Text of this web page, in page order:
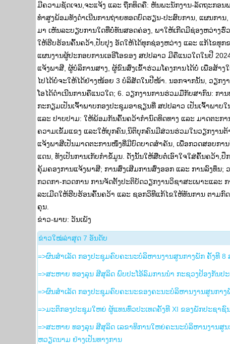
ມີຄວາມຊັດເຈນ,ຈະແຈ້ງ ແລະ ຖືກທິດຄື: ຫັນພະນັກງານ-ລັດຖະກອ
ທຳສູງພ້ອມທັງດຳເນີນການຖ່າຍທອດບົດຮຽນ-ປະສົບການ, ແຜນກາ
ມາ ເຫັນລະບຽບການໃດທີ່ບໍ່ທັນສອດຄ່ອງ, ພາໃຫ້ເກີດມີຊ່ອງຫວ່າງ
ໃຫ້ຮີບຮ້ອນຄົ້ນຄວ້າ,ປັບປຸງ ອັດໃຫ້ໄດ້ທຸກຊ່ອງຫວ່າງ ແລະ ແກ້ໄຂທຸ
ແຜນງານຜູ້ປະກອບການເອອີໂອຂອງ ສປປລາວ ມີຄືແນວໃດໃນປີ
ແຈ້ງພາສີ, ຜູ້ບໍລິການສາງ, ຜູ້ຂົນສົ່ງເຂົ້າຮ່ວມໂຄງການໄດ້ບໍ່ ເພື່ອສ້າ
ໄປໄດ້ບໍ່ຈະໃຫ້ໄດ້ຢ່າງໜ້ອຍ 3 ບໍລິສັດໃນປີໜ້າ. ນອກຈາກນັ້ນ, ວຽກງ
ໂອໄດ້ດຳເນີນການຄືແນວໃດ; 6. ວຽກງານການຮ່ວມມືກັບສາກົນ: ກ
ກະກຽມເປັນເຈົ້າພາບກອງປະຊຸມອາຊຽນທີ່ ສປປລາວ ເປັນເຈົ້າພາ
ແລະ ປາບປາມ: ໃຫ້ພ້ອມກັນຄົ້ນຄວ້າກຳນົດທິດທາງ ແລະ ມາດຕະ
ຄວາມເຂັ້ມແຂງ ແລະໃຫ້ບຸກຄົນ,ນິຕິບຸກຄົນມີສ່ວນຮ່ວມໃນວຽກງານ
ແຈ້ງພາສີເປັນມາດຕະການໜຶ່ງທີ່ມີບົດບາດສຳຄັນ, ເພື່ອກວດສອບກ
ແດນ, ທັງເປັນການເກັບກຳຂໍ້ມູນ. ດັ່ງນັ້ນໃຫ້ສືບຕໍ່ເອົາໃຈໃສ່ຄົ້ນຄວ້
ຄຸ້ມຄອງການແຈ້ງພາສີ; ການສົ່ງເສີມການສົ່ງອອກ ແລະ ການລົງທຶນ
ກວດກາ-ກວດການ ການຈັດຕັ້ງປະຕິບັດວຽກງານວິຊາສະເພາະແລະ
ລະເມີດໃຫ້ຮີບຮ້ອນຄົ້ນຄວ້າ ແລະ ຊອກວິທີແກ້ໄຂໃຫ້ທັນການ ຕາມກົ
ຄຸນ.
ຂ່າວ-ພາບ: ວັນເພັງ
​ຂ່າວ​ໃໝ່​ລ່າ​ສຸດ 7 ອັນ​ດັບ
=>ຜົນສໍາເລັດ ກອງປະຊຸມຄົບຄະນະບໍລິຫານງານສູນກາງພັກ ຄັ້ງທີ 8
=>ສະຫາຍ ທອງລຸນ ສີສຸລິດ ພົບປະໂອ້ລົມການນຳ ກະຊວງປ້ອງກັນປ
=>ຜົນສຳເລັດ ກອງປະຊຸມຄົບຄະນະຂອງຄະນະບໍລິຫານງານສູນກາ
=>ມະຕິກອງປະຊຸມໃຫຍ່ ຜູ້ແທນທົ່ວປະເທດຄັ້ງທີ XI ຂອງພັກປະຊາຊົ
=>ສະຫາຍ ທອງລຸນ ສີສຸລິດ ເລຂາທິການໃຫຍ່ຄະນະບໍລິຫານງານສູ
ຫວຽດນາມ ຢ່າງເປັນທາງການ